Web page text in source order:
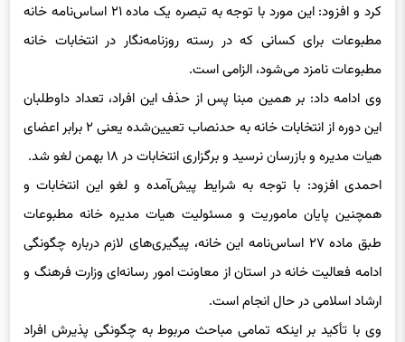
کرد و افزود: این مورد با توجه به تبصره یک ماده ۲۱ اساس‌نامه خانه
مطبوعات برای کسانی که در رسته‌ روزنامه‌نگار در انتخابات خانه
مطبوعات نامزد می‌شود، الزامی است.
وی ادامه داد: بر همین مبنا پس از حذف این افراد، تعداد داوطلبان
این دوره از انتخابات خانه به حدنصاب تعیین‌شده یعنی ۲ برابر اعضای
هیات مدیره و بازرسان نرسید و برگزاری انتخابات در ۱۸ بهمن لغو شد.
احمدی افزود: با توجه به شرایط پیش‌آمده و لغو این انتخابات و
همچنین پایان ماموریت و مسئولیت هیات مدیره خانه مطبوعات
طبق ماده ۲۷ اساس‌نامه این خانه، پیگیری‌های لازم درباره چگونگی
ادامه فعالیت خانه در استان از معاونت امور رسانه‌ای وزارت فرهنگ و
ارشاد اسلامی در حال انجام است.
وی با تأکید بر اینکه تمامی مباحث مربوط به چگونگی پذیرش افراد